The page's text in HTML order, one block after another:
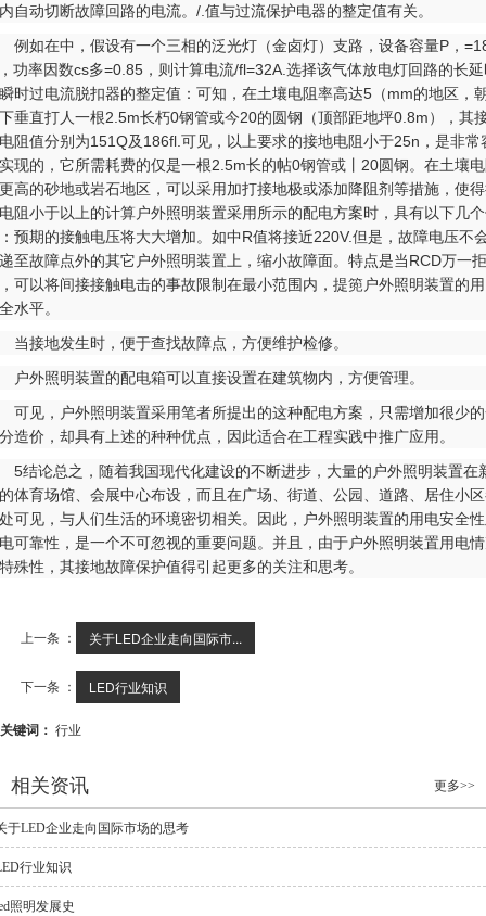
自动切断故障回路的电流。/.值与过流保护电器的整定值有关。
在中，假设有一个三相的泛光灯（金卤灯）支路，设备容量P，
功率因数cs多=0.85，则计算电流/fl=32A.选择该气体放电灯回路的长
时过电流脱扣器的整定值：可知，在土壤电阻率高达5（mm的地区，
垂直打人一根2.5m长朽0钢管或今20的圆钢（顶部距地坪0.8m），其
阻值分别为151Q及186fl.可见，以上要求的接地电阻小于25n，是非常
现的，它所需耗费的仅是一根2.5m长的帖0钢管或丨20圆钢。在土壤
高的砂地或岩石地区，可以采用加打接地极或添加降阻剂等措施，使
阻小于以上的计算户外照明装置采用所示的配电方案时，具有以下几
预期的接触电压将大大增加。如中R值将接近220V.但是，故障电压不
至故障点外的其它户外照明装置上，缩小故障面。特点是当RCD万一
可以将间接接触电击的事故限制在最小范围内，提篼户外照明装置的
水平。
地发生时，便于查找故障点，方便维护检修。
照明装置的配电箱可以直接设置在建筑物内，方便管理。
，户外照明装置采用笔者所提出的这种配电方案，只需增加很少
造价，却具有上述的种种优点，因此适合在工程实践中推广应用。
论总之，随着我国现代化建设的不断进步，大量的户外照明装置在
体育场馆、会展中心布设，而且在广场、街道、公园、道路、居住小
可见，与人们生活的环境密切相关。因此，户外照明装置的用电安全
可靠性，是一个不可忽视的重要问题。并且，由于户外照明装置用电
殊性，其接地故障保护值得引起更多的关注和思考。
上一条 ： 关于LED企业走向国际市...
下一条 ： LED行业知识
关键词： 行业
相关资讯 更多>>
于LED企业走向国际市场的思考
行业知识
照明发展史